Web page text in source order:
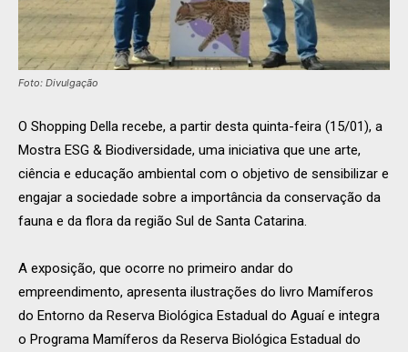
Foto: Divulgação
O Shopping Della recebe, a partir desta quinta-feira (15/01), a
Mostra ESG & Biodiversidade, uma iniciativa que une arte,
ciência e educação ambiental com o objetivo de sensibilizar e
engajar a sociedade sobre a importância da conservação da
fauna e da flora da região Sul de Santa Catarina.
A exposição, que ocorre no primeiro andar do
empreendimento, apresenta ilustrações do livro Mamíferos
do Entorno da Reserva Biológica Estadual do Aguaí e integra
o Programa Mamíferos da Reserva Biológica Estadual do